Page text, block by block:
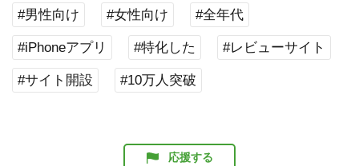
#男性向け #女性向け #全年代
#iPhoneアプリ #特化した #レビューサイト
#サイト開設 #10万人突破
応援する